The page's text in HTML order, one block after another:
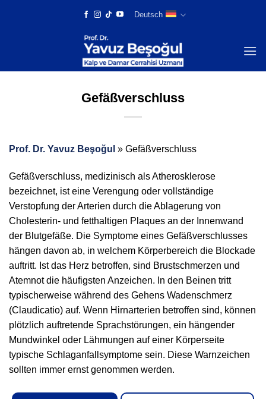
Deutsch
Gefäßverschluss
Prof. Dr. Yavuz Beşoğul » Gefäßverschluss
Gefäßverschluss, medizinisch als Atherosklerose
bezeichnet, ist eine Verengung oder vollständige
Verstopfung der Arterien durch die Ablagerung von
Cholesterin- und fetthaltigen Plaques an der Innenwand
der Blutgefäße. Die Symptome eines Gefäßverschlusses
hängen davon ab, in welchem Körperbereich die Blockade
auftritt. Ist das Herz betroffen, sind Brustschmerzen und
Atemnot die häufigsten Anzeichen. In den Beinen tritt
typischerweise während des Gehens Wadenschmerz
(Claudicatio) auf. Wenn Hirnarterien betroffen sind, können
plötzlich auftretende Sprachstörungen, ein hängender
Mundwinkel oder Lähmungen auf einer Körperseite
typische Schlaganfallsymptome sein. Diese Warnzeichen
sollten immer ernst genommen werden.